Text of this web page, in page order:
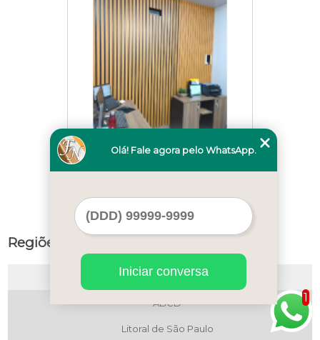
Oswaldo cruz
Regiões de Atendimento
Selecione:
ABCD
Litoral de São Paulo
1
Olá! Fale agora pelo WhatsApp.
Iniciar conversa